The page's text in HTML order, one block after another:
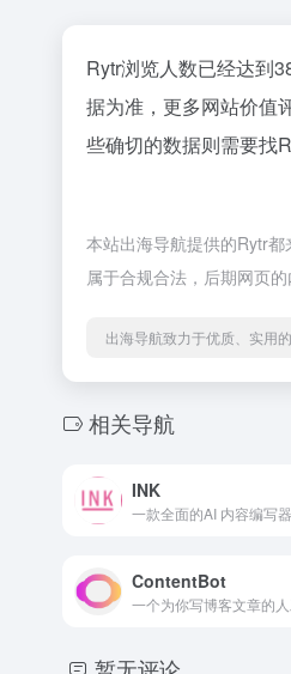
Rytr浏览人数已经达到
据为准，更多网站价值
些确切的数据则需要找
本站出海导航提供的Rytr
属于合规合法，后期网页
出海导航致力于优质、实用
相关导航
INK
ContentBot
一个为你写博客文章的